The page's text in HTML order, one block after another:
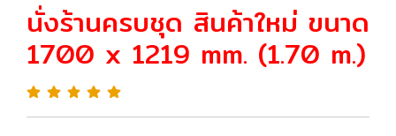
นั่งร้านครบชุด สินค้าใหม่ ขนาด
1700 x 1219 mm. (1.70 m.)